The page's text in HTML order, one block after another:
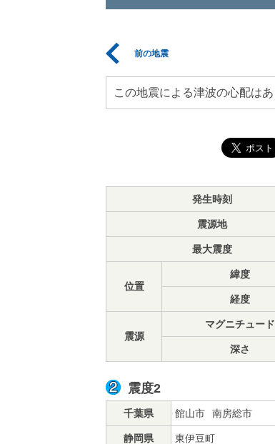
前の地震
この地震による津波の心配はあ
発生時刻
震源地
最大震度
位置
緯度
経度
震源
マグニチュード
深さ
震度2
千葉県 館山市 南房総市
静岡県 東伊豆町